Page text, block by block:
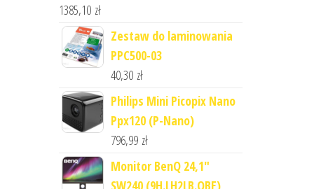
1385,10 zł
Zestaw do laminowania
PPC500-03
40,30 zł
Philips Mini Picopix Nano
Ppx120 (P-Nano)
796,99 zł
Monitor BenQ 24,1"